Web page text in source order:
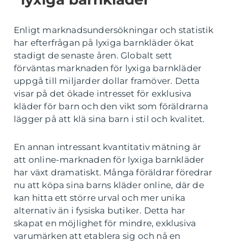
Enligt marknadsundersökningar och statistik
har efterfrågan på lyxiga barnkläder ökat
stadigt de senaste åren. Globalt sett
förväntas marknaden för lyxiga barnkläder
uppgå till miljarder dollar framöver. Detta
visar på det ökade intresset för exklusiva
kläder för barn och den vikt som föräldrarna
lägger på att klä sina barn i stil och kvalitet.
En annan intressant kvantitativ mätning är
att online-marknaden för lyxiga barnkläder
har växt dramatiskt. Många föräldrar föredrar
nu att köpa sina barns kläder online, där de
kan hitta ett större urval och mer unika
alternativ än i fysiska butiker. Detta har
skapat en möjlighet för mindre, exklusiva
varumärken att etablera sig och nå en